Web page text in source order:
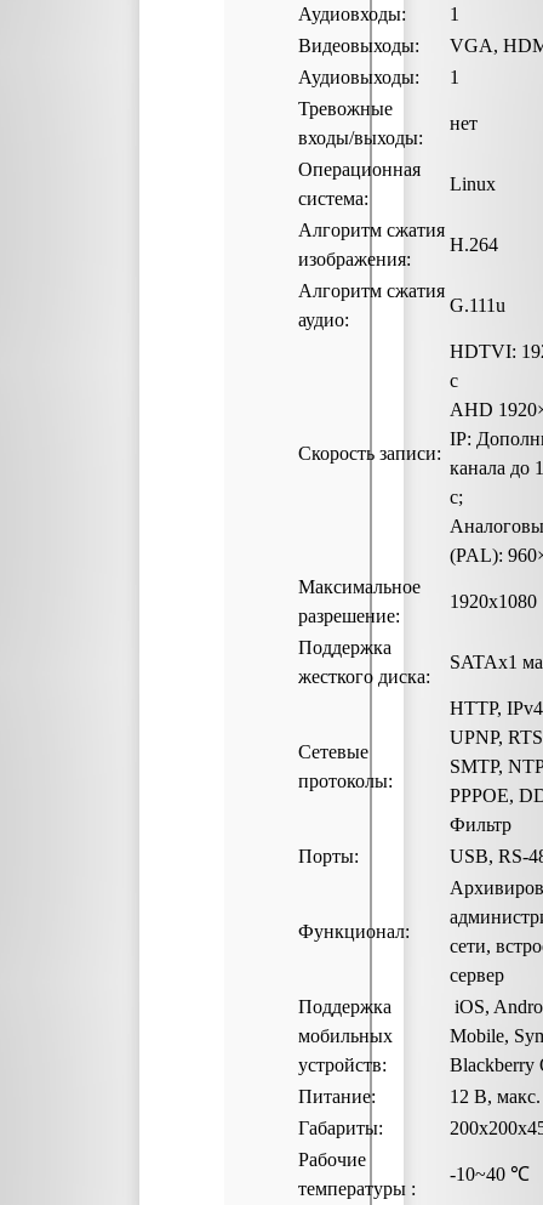
Аудиовходы:
1
Видеовыходы:
VGA,
Аудиовыходы:
1
Тревожные
входы/выходы:
нет
Операционная
система:
Linux
Алгоритм сжатия
изображения:
H.264
Алгоритм сжатия
аудио:
G.111u
Скорость записи:
HDTVI:
с
AHD
IP:
канала до
с;
(PAL):
Максимальное
разрешение:
1920х1080
Поддержка
жесткого диска:
SATAх1
Сетевые
протоколы:
HTTP,
UPNP,
SMTP,
PPPOE,
Фильтр
Порты:
USB, RS-
Функционал:
сети,
сервер
Поддержка
мобильных
устройств:
iOS,
Mobile,
Blackberry
Питание:
12 В,
Габариты:
Рабочие
температуры :
-